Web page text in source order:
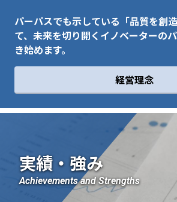
パーパスでも示している「品質を創
て、未来を切り開くイノベーターの
き始めます。
経営理念
実績・強み
Achievements and Strengths